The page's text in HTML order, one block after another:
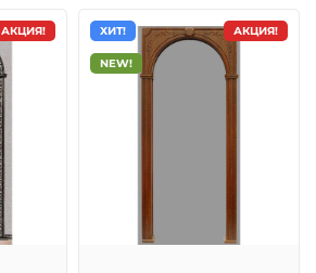
АКЦИЯ! АКЦИЯ!
ХИТ!
NEW!